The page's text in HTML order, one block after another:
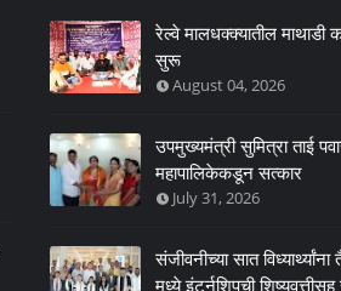
रेल्वे मालधक्क्यातील माथाडी
सुरू
August 04, 2026
उपमुख्यमंत्री सुमित्रा ताई
महापालिकेकडून सत्कार
July 31, 2026
संजीवनीच्या सात
मध्ये इंटर्नशिपची